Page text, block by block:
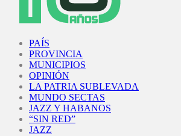
PAÍS
PROVINCIA
MUNICIPIOS
OPINIÓN
LA PATRIA SUBLEVADA
MUNDO SECTAS
JAZZ Y HABANOS
“SIN RED”
JAZZ